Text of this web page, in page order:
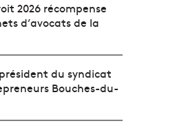
2026 récompense
d’avocats de la
du syndicat
Bouches-du-